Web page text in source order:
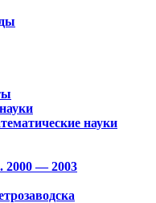
науки
2000 — 2003